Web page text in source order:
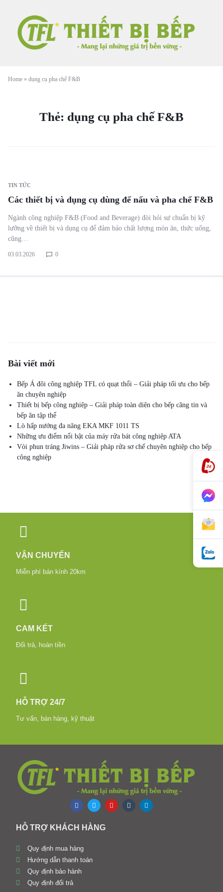
Home » dụng cụ pha chế F&B
Thẻ: dụng cụ pha chế F&B
TIN TỨC
Các thiết bị và dụng cụ dùng để nấu và pha chế F&B
Ngành công nghiệp F&B (Food and Beverage) đòi hỏi sự chuẩn bị kỹ
lưỡng về thiết bị và dụng cụ để đảm bảo chất lượng món ăn, thức uống,
cũng…
03.03.2026 0
Bài viết mới
Bếp Á đôi công nghiệp TFL có quạt thổi – Giải pháp tối ưu cho bếp
ăn chuyên nghiệp
Thiết bị bếp công nghiệp – Giải pháp toàn diện cho bếp căng tin và
bếp ăn tập thể
Lò hấp nướng đa năng EKA MKF 1011 TS
Những ưu điểm nổi bật của máy rửa bát công nghiệp ATA
Vòi phun tráng Jiwins – Giải pháp rửa sơ chế chuyên nghiệp cho bếp
công nghiệp
VẬN CHUYỂN
Miễn phí bán kính 20km
CAM KẾT
Đổi trả, hoàn tiền
HỖ TRỢ 24/7
Tư vấn, bán hàng, kỹ thuật
HỖ TRỢ KHÁCH HÀNG
Quy định mua hàng
Hướng dẫn thanh toán
Quy định bảo hành
Quy định đổi trả